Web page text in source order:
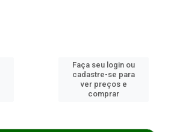
Faça seu login ou
cadastre-se para
ver preços e
comprar